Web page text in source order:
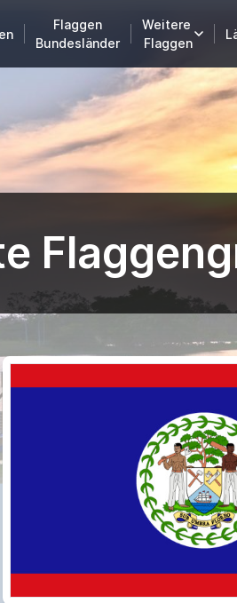
Flaggen
Bundesländer
Weitere
Flaggen